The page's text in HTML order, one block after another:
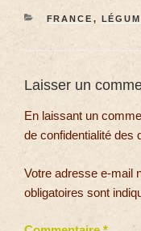
FRANCE ,
Laisser un
En laissant un
de confidentialité des
Votre adresse e-mail
obligatoires sont